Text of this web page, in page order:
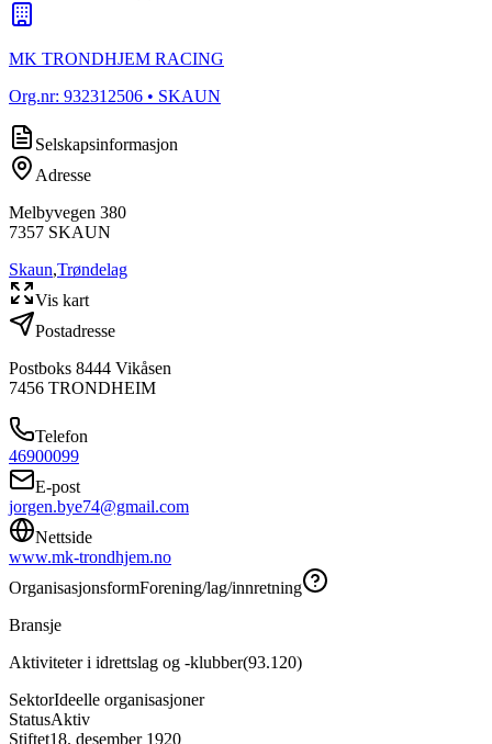
MK TRONDHJEM RACING
Org.nr: 932312506 • SKAUN
Selskapsinformasjon
Adresse
Melbyvegen 380
7357 SKAUN
Skaun,Trøndelag
Vis kart
Postadresse
Postboks 8444 Vikåsen
7456 TRONDHEIM
Telefon
46900099
E-post
jorgen.bye74@gmail.com
Nettside
www.mk-trondhjem.no
OrganisasjonsformForening/lag/innretning
Bransje
Aktiviteter i idrettslag og -klubber(93.120)
SektorIdeelle organisasjoner
StatusAktiv
Stiftet18. desember 1920